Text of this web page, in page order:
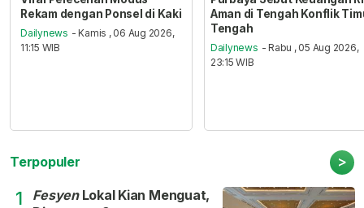
Rekam dengan Ponsel di Kaki
Dailynews - Kamis , 06 Aug 2026,
11:15 WIB
Aman di Tengah Konflik
Tengah
Dailynews - Rabu , 05 Aug 2026,
23:15 WIB
Terpopuler >
1 FesyenLokal Kian Menguat,